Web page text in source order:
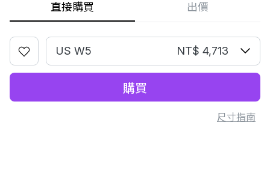
直接購買 出價
US W5 NT$ 4,713
購買
尺寸指南